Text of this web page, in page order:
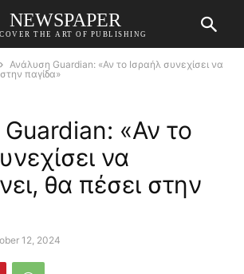
NEWSPAPER
THE ART OF PUBLISHING
Ανάλυση Guardian: «Αν το Ισραήλ συνεχίσει να
παγίδα»
«Αν το
να
θα πέσει στην
12, 2024